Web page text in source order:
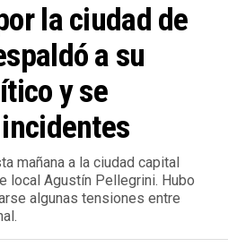
la ciudad de
a su
y se
mañana a la ciudad capital
local Agustín Pellegrini. Hubo
algunas tensiones entre